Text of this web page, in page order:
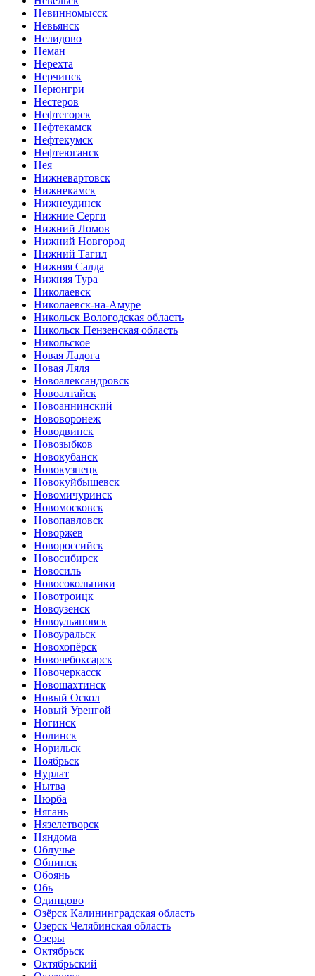
Невинномысск
Невьянск
Нелидово
Неман
Нерехта
Нерчинск
Нерюнгри
Нестеров
Нефтегорск
Нефтекамск
Нефтекумск
Нефтеюганск
Нея
Нижневартовск
Нижнекамск
Нижнеудинск
Нижние Серги
Нижний Ломов
Нижний Новгород
Нижний Тагил
Нижняя Салда
Нижняя Тура
Николаевск
Николаевск-на-Амуре
Никольск Вологодская область
Никольск Пензенская область
Никольское
Новая Ладога
Новая Ляля
Новоалександровск
Новоалтайск
Новоаннинский
Нововоронеж
Новодвинск
Новозыбков
Новокубанск
Новокузнецк
Новокуйбышевск
Новомичуринск
Новомосковск
Новопавловск
Новоржев
Новороссийск
Новосибирск
Новосиль
Новосокольники
Новотроицк
Новоузенск
Новоульяновск
Новоуральск
Новохопёрск
Новочебоксарск
Новочеркасск
Новошахтинск
Новый Оскол
Новый Уренгой
Ногинск
Нолинск
Норильск
Ноябрьск
Нурлат
Нытва
Нюрба
Нягань
Нязелетворск
Няндома
Облучье
Обнинск
Обоянь
Обь
Одинцово
Озёрск Калининградская область
Озерск Челябинская область
Озеры
Октябрьск
Октябрьский